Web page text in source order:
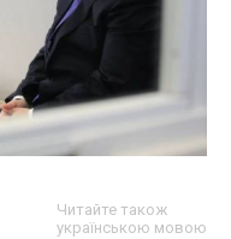
Читайте також
українською мовою